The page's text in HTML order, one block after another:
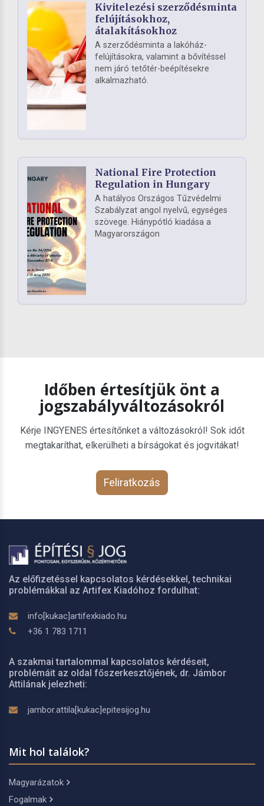
Kivitelezési szerződésminta
felújításokhoz,
átalakításokhoz
A szerződésminta a lakóház-
felújításokra, valamint a bővítéssel
nem járó tetőtér-beépítésekre
alkalmazható.
National Fire Protection
Regulation in Hungary
A hatályos Országos Tűzvédelmi
Szabályzat angol nyelvű, egységes
szövege. Hiánypótló kiadása a
Magyarországon
Időben értesítjük önt a
jogszabályváltozásokról
Kérje INGYENES értesítőnket a változásokról! Sok időt
megtakaríthat, elkerülheti a bírságokat és jogvitákat!
Feliratkozás
Az előfizetéssel kapcsolatos kérdésekkel, technikai
problémákkal az Artifex Kiadóhoz fordulhat:
info[kukac]artifexkiado.hu
+36 1 783 1711
A szakmai tartalommal kapcsolatos kérdéseit,
problémáit az oldal főszerkesztőjének, dr. Jámbor
Attilának jelezheti:
jambor.attila[kukac]epitesijog.hu
Mit hol találok?
Magyarázatok
Fogalmak